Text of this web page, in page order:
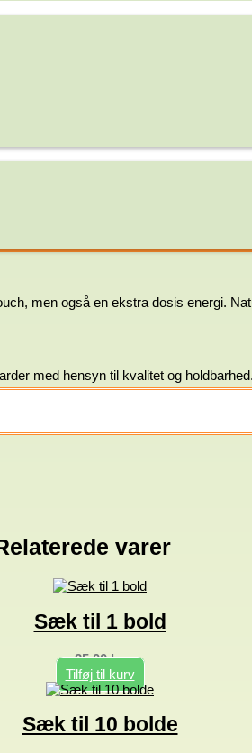
men også en ekstra dosis energi.
med hensyn til kvalitet og
varer
Sæk til 1 bold
25,00kr.
Tilføj til kurv
Sæk til 10 bolde